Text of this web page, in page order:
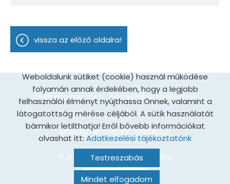
vissza az előző oldalra!
© 2026 - Minden jog fenntartva
Oldal információk
Adatkezelési tájékoztató
Impresszum
Sütik kezelése
Akadálymentesítési nyilatkozat
Mindet elfogadom
Testreszabás
Weboldalunk sütiket (cookie) használ működése
folyamán annak érdekében, hogy a legjobb
felhasználói élményt nyújthassa Önnek, valamint a
látogatottság mérése céljából. A sütik használatát
bármikor letilthatja! Erről bővebb információkat
olvashat itt:Adatkezelési tájékoztatónk